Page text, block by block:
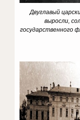
Двуглавый
выросли,
государственного